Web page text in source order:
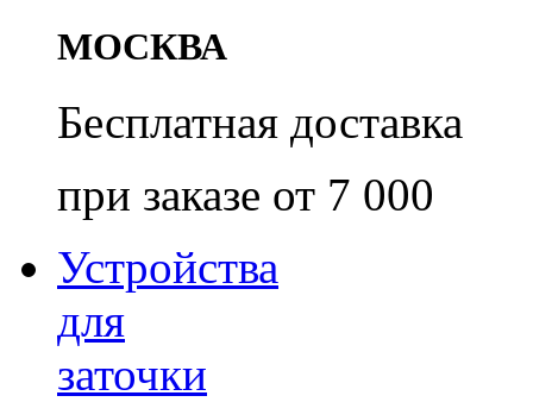
МОСКВА
Бесплатная доставка
при заказе от 7 000
Устройства
для
заточки